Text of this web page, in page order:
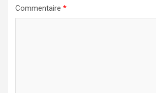
Commentaire *